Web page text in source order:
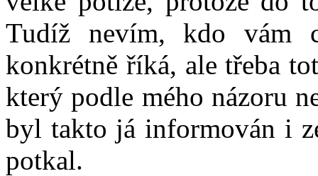
Tudíž nevím, kdo vám
konkrétně říká, ale třeba
který podle mého názoru
byl takto já informován i
potkal.